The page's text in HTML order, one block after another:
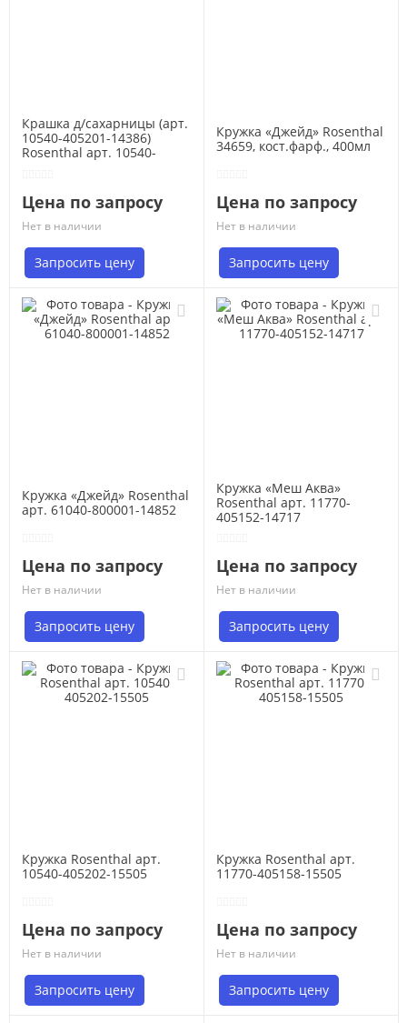
Крашка д/сахарницы (арт.
10540-405201-14386)
Rosenthal арт. 10540-
Цена по запросу
Нет в наличии
Запросить цену
Кружка «Джейд» Rosenthal
34659, кост.фарф., 400мл
Цена по запросу
Нет в наличии
Запросить цену
Кружка «Джейд» Rosenthal
арт. 61040-800001-14852
Цена по запросу
Нет в наличии
Запросить цену
Кружка «Меш Аква»
Rosenthal арт. 11770-
405152-14717
Цена по запросу
Нет в наличии
Запросить цену
Кружка Rosenthal арт.
10540-405202-15505
Цена по запросу
Нет в наличии
Запросить цену
Кружка Rosenthal арт.
11770-405158-15505
Цена по запросу
Нет в наличии
Запросить цену